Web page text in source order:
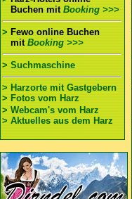
Buchen mit Booking >>>
>Fewo online Buchen
mit Booking >>>
> Suchmaschine
> Harzorte mit Gastgebern
> Fotos vom Harz
> Webcam's vom Harz
> Aktuelles aus dem Harz